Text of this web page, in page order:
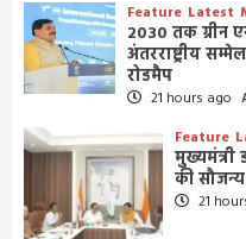
Feature Latest
2030 तक ग्रीन
अंतरराष्ट्रीय
रोडमैप
21 hours ago
Feature
मुख्यमंत्री
की
21